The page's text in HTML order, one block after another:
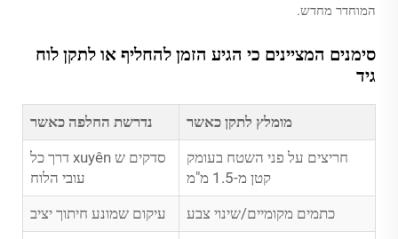
המוחדר מחדש.
סימנים המציינים כי הגיע הזמן להחליף או לתקן לוח
גיד
מומלץ לתקן כאשר
נדרשת החלפה כאשר
חריצים על פני השטח בעומק
קטן מ-1.5 מ"מ
סדקים ש xuyên דרך כל
עובי הלוח
כתמים מקומיים/שינוי צבע
עיקום שמונע חיתוך יציב